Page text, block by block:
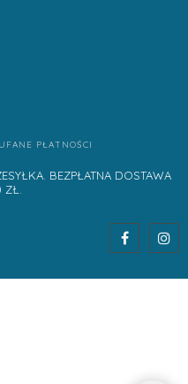
PŁATNOŚCI
BEZPŁATNA DOSTAWA